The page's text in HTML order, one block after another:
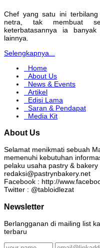
Chef yang satu ini
netra, tak membuat
keterbatasannya ia
lainnya.
Selengkapnya...
Home
About Us
News & Events
Artikel
Edisi Lama
Saran & Pendapat
Media Kit
About Us
Selamat menikmati sebuah
memenuhi kebutuhan
pelaku usaha pastry &
redaksi@pastrynbakery.net
Facebook : http://
Twitter : @tabloidlezat
Newsletter
Berlangganan di mailing list
terbaru